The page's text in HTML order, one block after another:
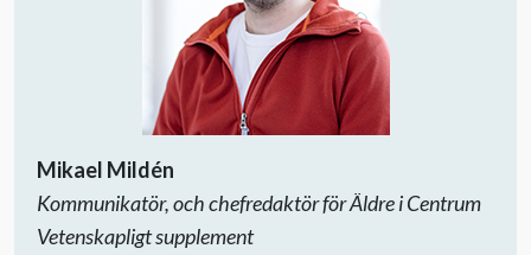
Mikael Mildén
Kommunikatör, och chefredaktör för Äldre i Centrum
Vetenskapligt supplement